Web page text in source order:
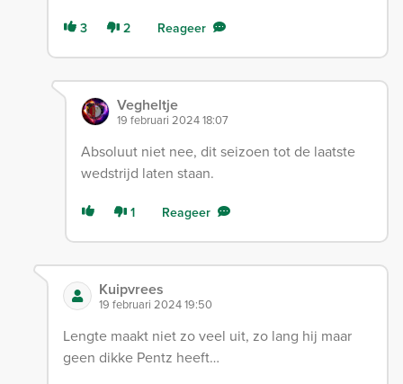
3 2 Reageer
Vegheltje
19 februari 2024 18:07
Absoluut niet nee, dit seizoen tot de laatste
wedstrijd laten staan.
1 Reageer
Kuipvrees
19 februari 2024 19:50
Lengte maakt niet zo veel uit, zo lang hij maar
geen dikke Pentz heeft…